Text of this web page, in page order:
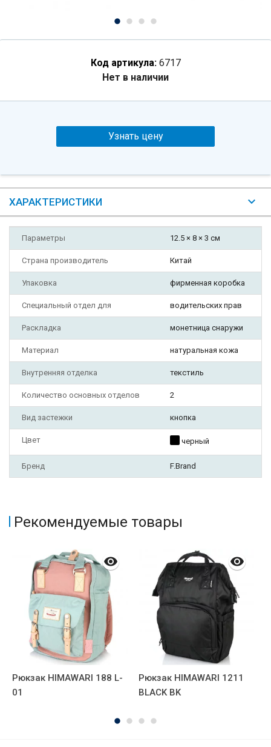
Код артикула: 6717
Нет в наличии
Узнать цену
ХАРАКТЕРИСТИКИ
Параметры 12.5 × 8 × 3 см
Страна производитель Китай
Упаковка фирменная коробка
Специальный отдел для водительских прав
Раскладка монетница снаружи
Материал натуральная кожа
Внутренняя отделка текстиль
Количество основных отделов 2
Вид застежки кнопка
Цвет черный
Бренд F.Brand
Рекомендуемые товары
Рюкзак HIMAWARI 188 L-
01
Рюкзак HIMAWARI 1211
BLACK BK